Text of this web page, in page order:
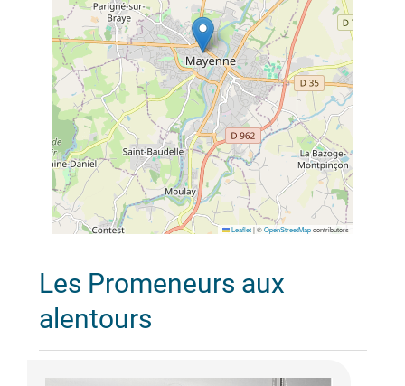
Leaflet |©OpenStreetMapcontributors
Les Promeneurs aux
alentours